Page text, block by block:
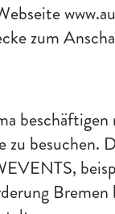
zum
besuchen.